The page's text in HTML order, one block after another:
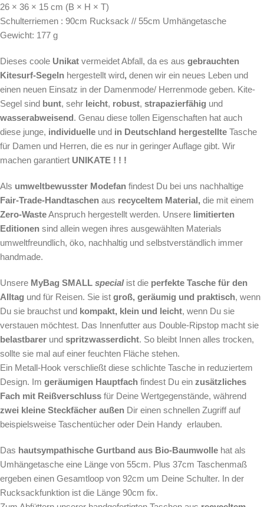
26 × 36 × 15 cm (B × H × T)
Schulterriemen : 90cm Rucksack // 55cm Umhängetasche
Gewicht: 177 g
Dieses coole Unikat vermeidet Abfall, da es aus gebrauchten
Kitesurf-Segeln hergestellt wird, denen wir ein neues Leben und
einen neuen Einsatz in der Damenmode/ Herrenmode geben. Kite-
Segel sind bunt, sehr leicht, robust, strapazierfähig und
wasserabweisend. Genau diese tollen Eigenschaften hat auch
diese junge, individuelle und in Deutschland hergestellte Tasche
für Damen und Herren, die es nur in geringer Auflage gibt. Wir
machen garantiert UNIKATE ! ! !
Als umweltbewusster Modefan findest Du bei uns nachhaltige
Fair-Trade-Handtaschen aus recyceltem Material, die mit einem
Zero-WasteAnspruch hergestellt werden. Unsere limitierten
Editionen sind allein wegen ihres ausgewählten Materials
umweltfreundlich, öko, nachhaltig und selbstverständlich immer
handmade.
Unsere MyBag SMALL special ist die perfekte Tasche für den
Alltag und für Reisen. Sie ist groß, geräumig und praktisch, wenn
Du sie brauchst und kompakt, klein und leicht, wenn Du sie
verstauen möchtest. Das Innenfutter aus Double-Ripstop macht sie
belastbarer und spritzwasserdicht. So bleibt Innen alles trocken,
sollte sie mal auf einer feuchten Fläche stehen.
Ein Metall-Hook verschließt diese schlichte Tasche in reduziertem
Design. Im geräumigen Hauptfach findest Du ein zusätzliches
Fach mit Reißverschluss für Deine Wertgegenstände, während
zwei kleine Steckfächer außen Dir einen schnellen Zugriff auf
beispielsweise Taschentücher oder Dein Handy erlauben.
Das hautsympathische Gurtband aus Bio-Baumwolle hat als
Umhängetasche eine Länge von 55cm. Plus 37cm Taschenmaß
ergeben einen Gesamtloop von 92cm um Deine Schulter. In der
Rucksackfunktion ist die Länge 90cm fix.